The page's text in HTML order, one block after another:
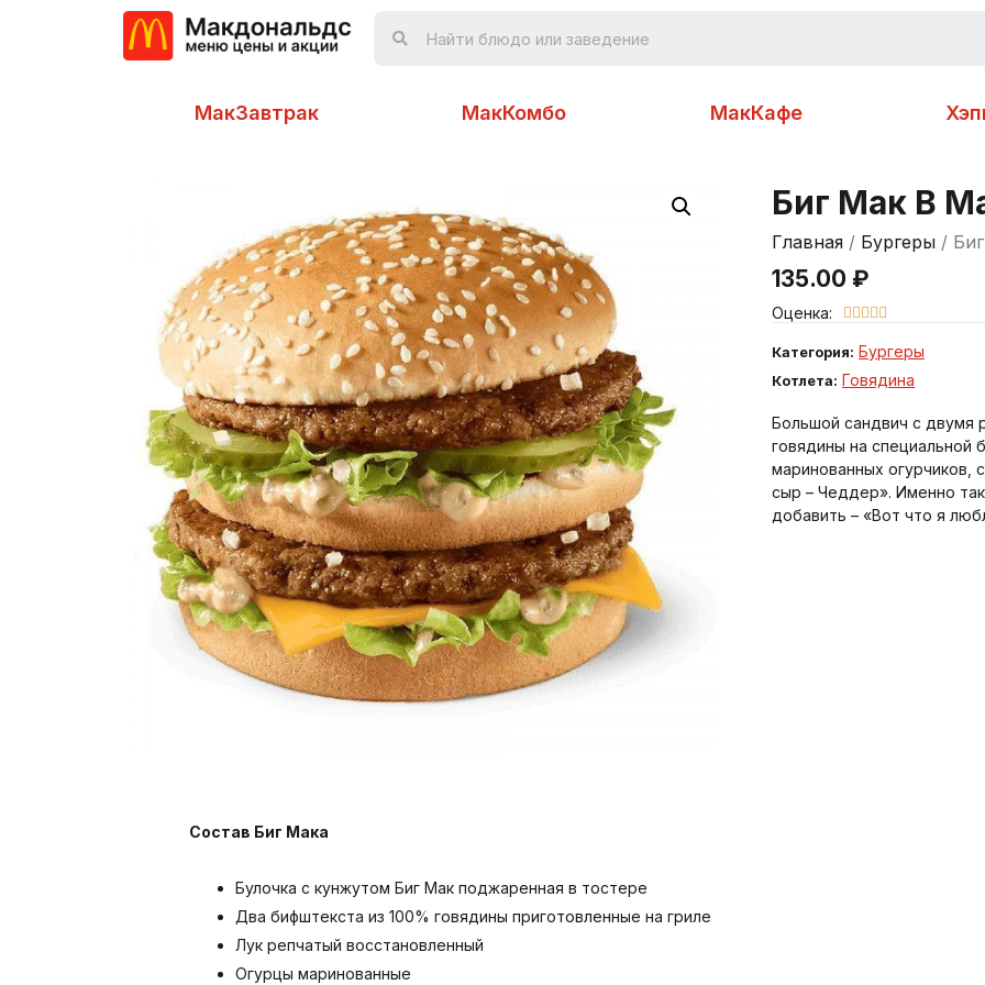
МакЗавтрак МакКомбо МакКафе
Биг Мак В
Главная / Бургеры /
135.00 ₽
Оценка:     
Категория: Бургеры
Котлета: Говядина
Большой сандвич с двумя
говядины на специальной
маринованных огурчиков,
сыр – Чеддер». Именно
добавить – «Вот что я
Состав Биг Мака
Булочка с кунжутом Биг Мак поджаренная в тостере
Два бифштекста из 100% говядины приготовленные на гриле
Лук репчатый восстановленный
Огурцы маринованные